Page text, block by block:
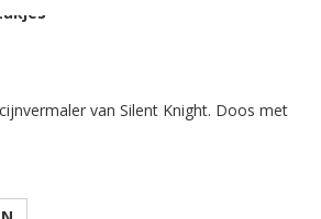
van Silent Knight. Doos met